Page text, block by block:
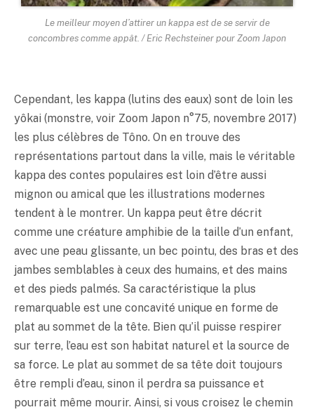
Le meilleur moyen d’attirer un kappa est de se servir de
concombres comme appât. / Eric Rechsteiner pour Zoom Japon
Cependant, les kappa (lutins des eaux) sont de loin les
yôkai (monstre, voir Zoom Japon n°75, novembre 2017)
les plus célèbres de Tôno. On en trouve des
représentations partout dans la ville, mais le véritable
kappa des contes populaires est loin d’être aussi
mignon ou amical que les illustrations modernes
tendent à le montrer. Un kappa peut être décrit
comme une créature amphibie de la taille d’un enfant,
avec une peau glissante, un bec pointu, des bras et des
jambes semblables à ceux des humains, et des mains
et des pieds palmés. Sa caractéristique la plus
remarquable est une concavité unique en forme de
plat au sommet de la tête. Bien qu’il puisse respirer
sur terre, l’eau est son habitat naturel et la source de
sa force. Le plat au sommet de sa tête doit toujours
être rempli d’eau, sinon il perdra sa puissance et
pourrait même mourir. Ainsi, si vous croisez le chemin